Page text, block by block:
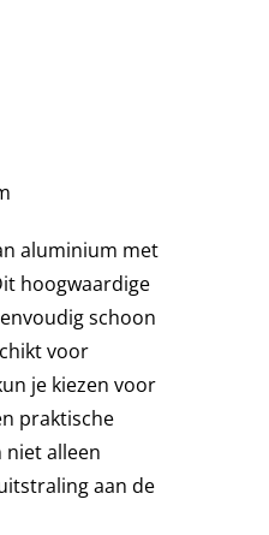
aluminium met
hoogwaardige
schoon
voor
je kiezen voor
praktische
niet alleen
aan de